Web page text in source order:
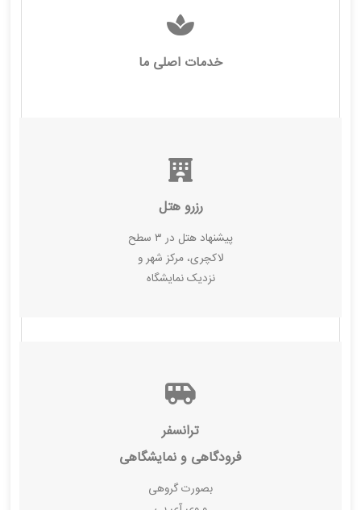
خدمات اصلی ما
رزرو هتل
پیشنهاد هتل در ۳ سطح
لاکچری، مرکز شهر و
نزدیک نمایشگاه
ترانسفر
فرودگاهی و نمایشگاهی
بصورت گروهی